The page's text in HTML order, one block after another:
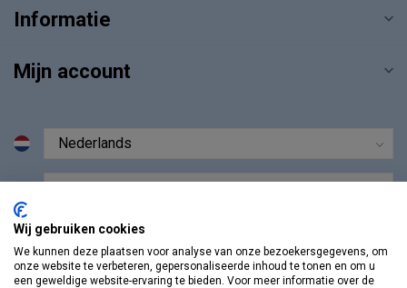
Informatie
Mijn account
Wij gebruiken cookies
We kunnen deze plaatsen voor analyse van onze bezoekersgegevens, om
onze website te verbeteren, gepersonaliseerde inhoud te tonen en om u
een geweldige website-ervaring te bieden. Voor meer informatie over de